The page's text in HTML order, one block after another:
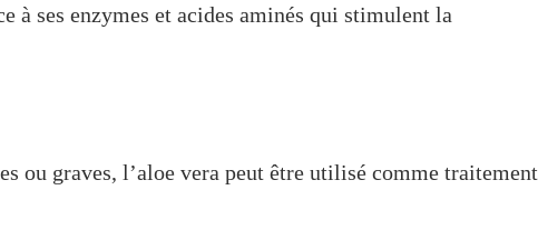
à ses enzymes et acides aminés qui stimulent la
ou graves, l’aloe vera peut être utilisé comme traitement